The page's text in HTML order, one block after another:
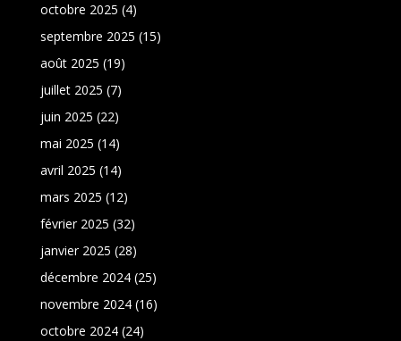
octobre 2025 (4)
septembre 2025 (15)
août 2025 (19)
juillet 2025 (7)
juin 2025 (22)
mai 2025 (14)
avril 2025 (14)
mars 2025 (12)
février 2025 (32)
janvier 2025 (28)
décembre 2024(25)
novembre 2024(16)
octobre 2024(24)